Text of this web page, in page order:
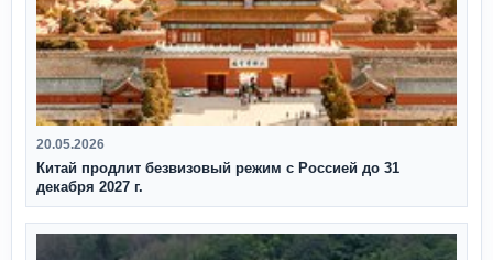
20.05.2026
Китай продлит безвизовый режим с Россией до 31
декабря 2027 г.